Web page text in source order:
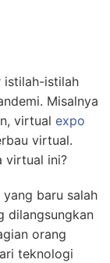
istilah-istilah
Misalnya
virtual expo
virtual.
virtual ini?
baru salah
dilangsungkan
orang
teknologi